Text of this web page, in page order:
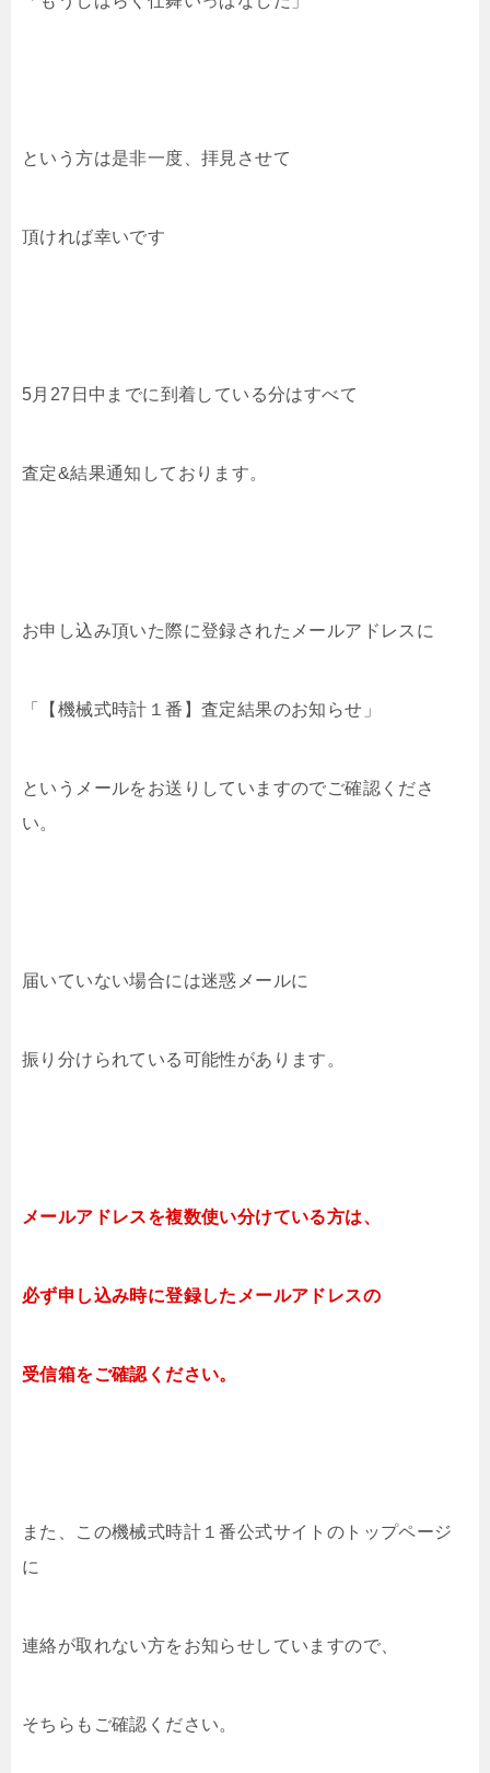
という方は是非一度、拝見させて
頂ければ幸いです
5月27日中までに到着している分はすべて
査定&結果通知しております。
お申し込み頂いた際に登録されたメールアドレスに
「【機械式時計１番】査定結果のお知らせ」
というメールをお送りしていますのでご確認くださ
い。
届いていない場合には迷惑メールに
振り分けられている可能性があります。
メールアドレスを複数使い分けている方は、
必ず申し込み時に登録したメールアドレスの
受信箱をご確認ください。
また、この機械式時計１番公式サイトのトップページ
に
連絡が取れない方をお知らせしていますので、
そちらもご確認ください。